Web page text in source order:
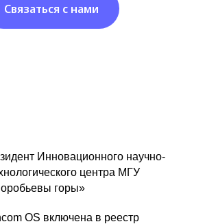
Связаться с нами
Инновационного научно-
центра МГУ
горы»
OS включена в реестр